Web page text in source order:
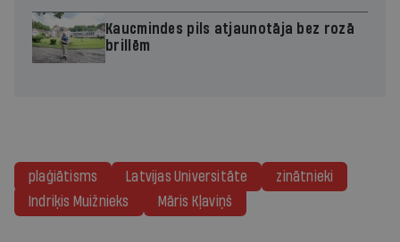
Kaucmindes pils atjaunotāja bez rozā
brillēm
plaģiātisms Latvijas Universitāte
zinātnieki
Indriķis Muižnieks
Māris Kļaviņš